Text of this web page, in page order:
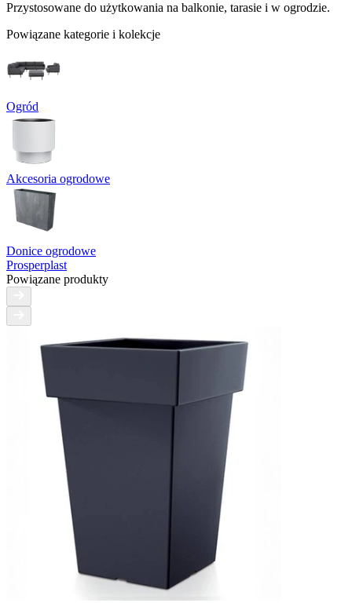
Przystosowane do użytkowania na balkonie, tarasie i w ogrodzie.
Powiązane kategorie i kolekcje
Ogród
Akcesoria ogrodowe
Donice ogrodowe
Prosperplast
Powiązane produkty